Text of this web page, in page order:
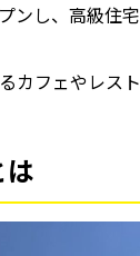
し、高級住
フェやレス